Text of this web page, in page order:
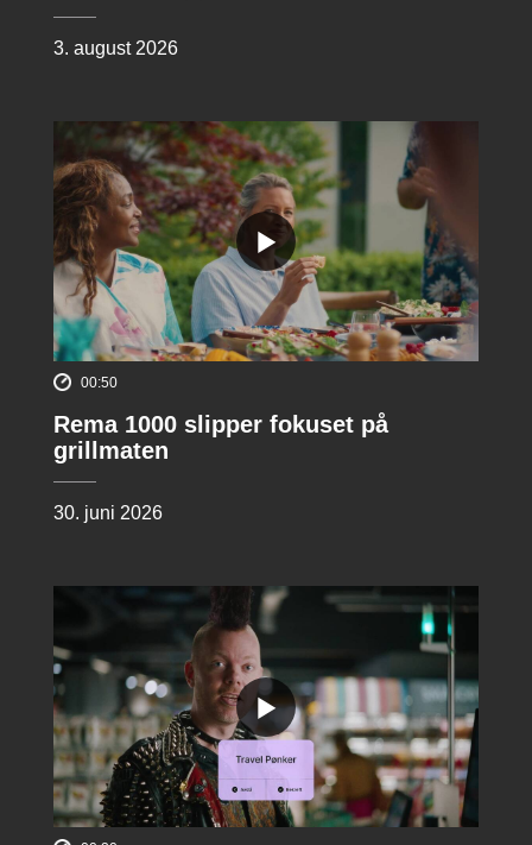
3. august 2026
00:50
Rema 1000 slipper fokuset på
grillmaten
30. juni 2026